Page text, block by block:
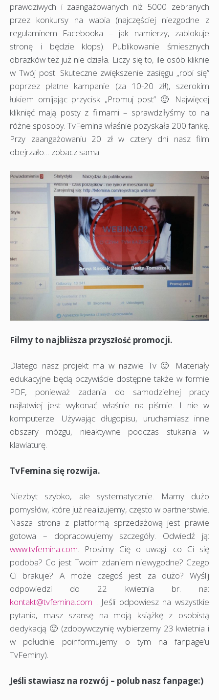
prawdziwych i zaangażowanych niż 5000 zebranych
przez konkursy na wabia (najczęściej niezgodne z
regulaminem Facebooka – jak namierzy, zablokuje
stronę i będzie klops). Publikowanie śmiesznych
obrazków też już nie działa. Liczy się to, ile osób kliknie
w Twój post. Skuteczne zwiększenie zasięgu „robi się”
poprzez płatne kampanie (za 10-20 zł!), szerokim
łukiem omijając przycisk „Promuj post” 🙂 Najwięcej
kliknięć mają posty z filmami – sprawdziłyśmy to na
różne sposoby. TvFemina właśnie pozyskała 200 fankę.
Przy zaangażowaniu 20 zł w cztery dni nasz film
obejrzało… zobacz sama:
Filmy to najbliższa przyszłość promocji.
Dlatego nasz projekt ma w nazwie Tv 🙂 Materiały
edukacyjne będą oczywiście dostępne także w formie
PDF, ponieważ zadania do samodzielnej pracy
najłatwiej jest wykonać właśnie na piśmie. I nie w
komputerze! Używając długopisu, uruchamiasz inne
obszary mózgu, nieaktywne podczas stukania w
klawiaturę.
TvFemina się rozwija.
Niezbyt szybko, ale systematycznie. Mamy dużo
pomysłów, które już realizujemy, często w partnerstwie.
Nasza strona z platformą sprzedażową jest prawie
gotowa – dopracowujemy szczegóły. Odwiedź ją:
www.tvfemina.com. Prosimy Cię o uwagi: co Ci się
podoba? Co jest Twoim zdaniem niewygodne? Czego
Ci brakuje? A może czegoś jest za dużo? Wyślij
odpowiedzi do 22 kwietnia br. na:
kontakt@tvfemina.com . Jeśli odpowiesz na wszystkie
pytania, masz szansę na moją książkę z osobistą
dedykacją 🙂 (zdobywczynię wybierzemy 23 kwietnia i
w południe poinformujemy o tym na fanpage’u
TvFeminy).
Jeśli stawiasz na rozwój – polub nasz fanpage:)